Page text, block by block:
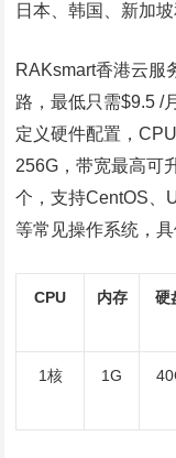
日本、韩国、新加
RAKsmart香港云服
路，最低只需$9.5 /
定义硬件配置，
256G，带宽最高可
个，支持CentOS、
等常见操作系统，
CPU 内存 硬
1核 1G